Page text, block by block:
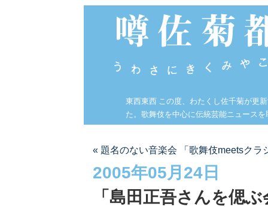
東西東西 この度、わたくし佐千菊が更
た。歌舞伎を中心に伝統芸能ニュース
« 題名のない音楽会 「歌舞伎meetsクラ
2005年05月24日
「島田正吾さんを偲ぶ